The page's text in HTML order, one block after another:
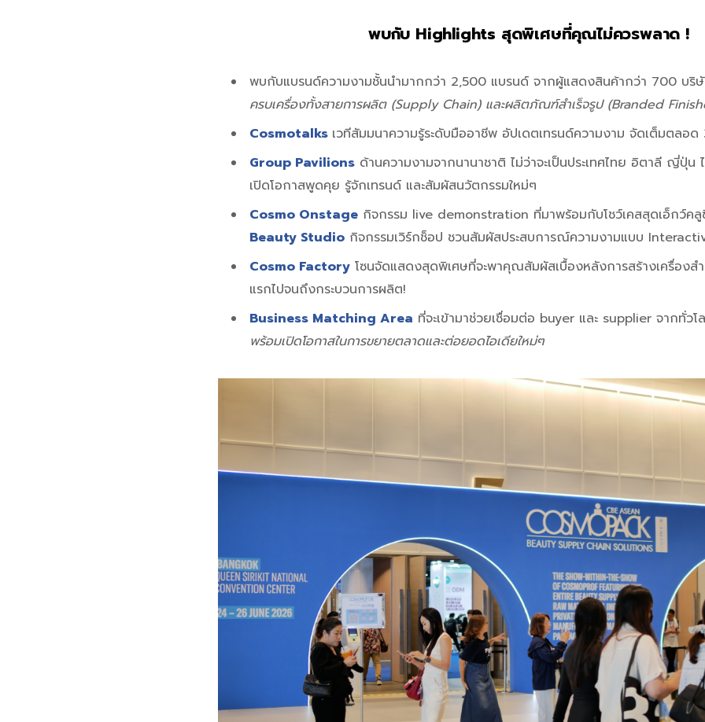
พบกับ Highlights สุดพิเศษที่คุณไม่ควรพลาด !
พบกับแบรนด์ความงามชั้นนำมากกว่า 2,500 แบรนด์ จากผู้แสดงสินค้ากว่า 700 บริ
ครบเครื่องทั้งสายการผลิต (Supply Chain) และผลิตภัณฑ์สำเร็จรูป (Branded
Cosmotalks เวทีสัมมนาความรู้ระดับมืออาชีพ อัปเดตเทรนด์ความงาม จัดเต็มตลอด
Group Pavilions ด้านความงามจากนานาชาติ ไม่ว่าจะเป็นประเทศไทย อิตาลี ญี่ปุ่น
เปิดโอกาสพูดคุย รู้จักเทรนด์ และสัมผัสนวัตกรรมใหม่ๆ
Cosmo Onstage กิจกรรม live demonstration ที่มาพร้อมกับโชว์เคสสุดเอ็กว์ค
Beauty Studio กิจกรรมเวิร์กช็อป ชวนสัมผัสประสบการณ์ความงามแบบ
Cosmo Factory โซนจัดแสดงสุดพิเศษที่จะพาคุณสัมผัสเบื้องหลังการสร้างเครื่อง
แรกไปจนถึงกระบวนการผลิต!
Business Matching Area ที่จะเข้ามาช่วยเชื่อมต่อ buyer และ supplier จากทั่ว
พร้อมเปิดโอกาสในการขยายตลาดและต่อยอดไอเดียใหม่ๆ